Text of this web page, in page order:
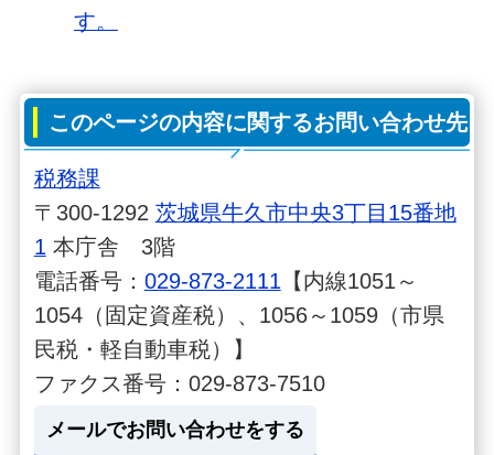
す。
このページの内容に関するお問い合わせ先
税務課
〒300-1292 茨城県牛久市中央3丁目15番地
1 本庁舎 3階
電話番号： 029-873-2111 【内線1051～
1054（固定資産税）、1056～1059（市県
民税・軽自動車税）】
ファクス番号：029-873-7510
メールでお問い合わせをする